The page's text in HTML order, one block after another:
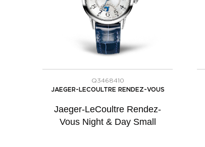
Q3468410
JAEGER-LECOULTRE RENDEZ-VOUS
Jaeger-LeCoultre Rendez-
Vous Night & Day Small